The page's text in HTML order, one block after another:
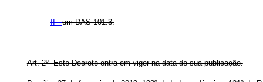
II -um DAS 101.3.
Art. 2º Este Decreto entra em vigor na data de sua publicação.